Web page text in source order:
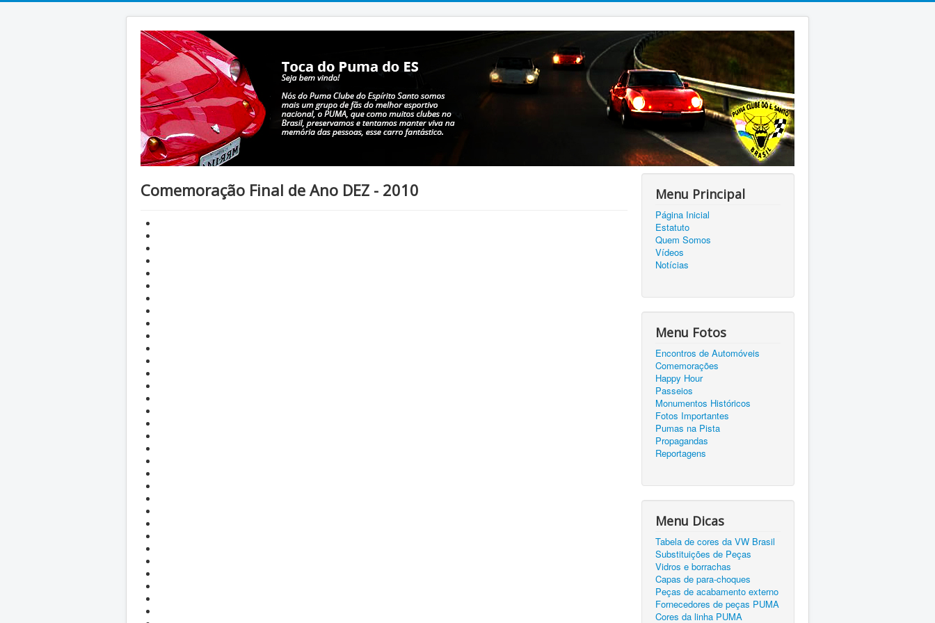
Comemoração Final de Ano DEZ - 2010 Menu Principal
Página Inicial
Estatuto
Quem Somos
Vídeos
Notícias
Menu Fotos
Encontros de Automóveis
Comemorações
Happy Hour
Passeios
Monumentos Históricos
Fotos Importantes
Pumas na Pista
Propagandas
Reportagens
Menu Dicas
Tabela de cores da VW Brasil
Substituições de Peças
Vidros e borrachas
Capas de para-choques
Peças de acabamento externo
Fornecedores de peças PUMA
Cores da linha PUMA